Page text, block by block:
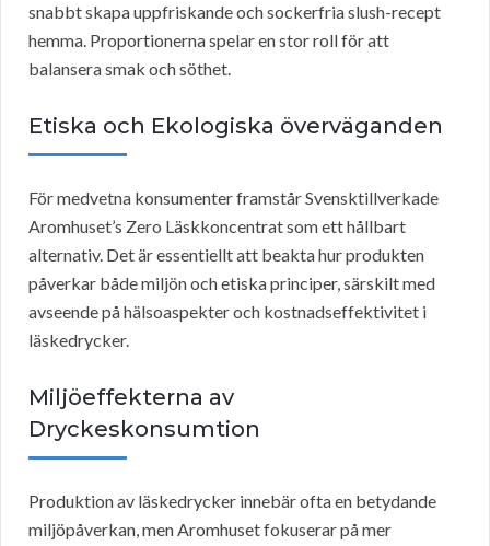
snabbt skapa uppfriskande och sockerfria slush-recept
hemma. Proportionerna spelar en stor roll för att
balansera smak och söthet.
Etiska och Ekologiska överväganden
För medvetna konsumenter framstår Svensktillverkade
Aromhuset’s Zero Läskkoncentrat som ett hållbart
alternativ. Det är essentiellt att beakta hur produkten
påverkar både miljön och etiska principer, särskilt med
avseende på hälsoaspekter och kostnadseffektivitet i
läskedrycker.
Miljöeffekterna av
Dryckeskonsumtion
Produktion av läskedrycker innebär ofta en betydande
miljöpåverkan, men Aromhuset fokuserar på mer